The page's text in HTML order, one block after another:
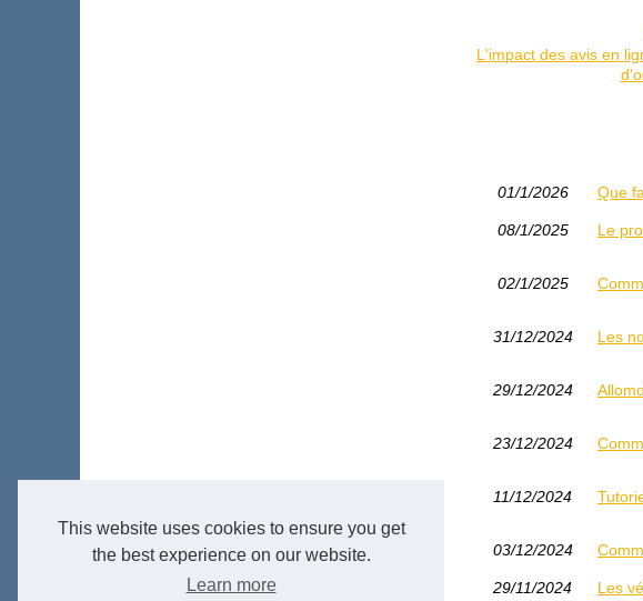
This website uses cookies to ensure you get
the best experience on our website.
Learn more
L'impact des avis en
01/1/2026 Que
08/1/2025 Le
02/1/2025
31/12/2024 Les
29/12/2024
23/12/2024
11/12/2024
03/12/2024
29/11/2024 Les